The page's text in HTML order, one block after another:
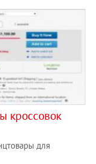
кроссовок
для